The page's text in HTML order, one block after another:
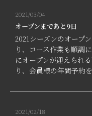
2021/03/04
オープンまであと9日
2021シーズンのオープ
り、コース作業も順調
にオープンが迎えられ
り、会員様の年間予約
2021/02/18